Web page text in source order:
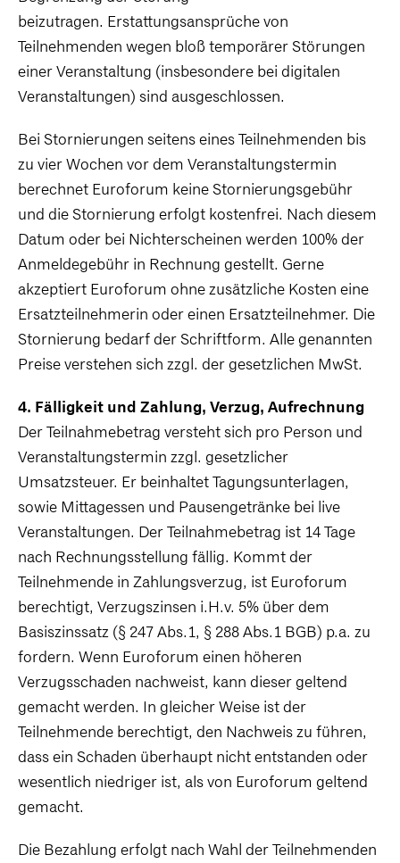
beizutragen. Erstattungsansprüche von
Teilnehmenden wegen bloß temporärer Störungen
einer Veranstaltung (insbesondere bei digitalen
Veranstaltungen) sind ausgeschlossen.
Bei Stornierungen seitens eines Teilnehmenden bis
zu vier Wochen vor dem Veranstaltungstermin
berechnet Euroforum keine Stornierungsgebühr
und die Stornierung erfolgt kostenfrei. Nach diesem
Datum oder bei Nichterscheinen werden 100% der
Anmeldegebühr in Rechnung gestellt. Gerne
akzeptiert Euroforum ohne zusätzliche Kosten eine
Ersatzteilnehmerin oder einen Ersatzteilnehmer. Die
Stornierung bedarf der Schriftform. Alle genannten
Preise verstehen sich zzgl. der gesetzlichen MwSt.
4. Fälligkeit und Zahlung, Verzug, Aufrechnung
Der Teilnahmebetrag versteht sich pro Person und
Veranstaltungstermin zzgl. gesetzlicher
Umsatzsteuer. Er beinhaltet Tagungsunterlagen,
sowie Mittagessen und Pausengetränke bei live
Veranstaltungen. Der Teilnahmebetrag ist 14 Tage
nach Rechnungsstellung fällig. Kommt der
Teilnehmende in Zahlungsverzug, ist Euroforum
berechtigt, Verzugszinsen i.H.v. 5% über dem
Basiszinssatz (§ 247 Abs.1, § 288 Abs.1 BGB) p.a. zu
fordern. Wenn Euroforum einen höheren
Verzugsschaden nachweist, kann dieser geltend
gemacht werden. In gleicher Weise ist der
Teilnehmende berechtigt, den Nachweis zu führen,
dass ein Schaden überhaupt nicht entstanden oder
wesentlich niedriger ist, als von Euroforum geltend
gemacht.
Die Bezahlung erfolgt nach Wahl der Teilnehmenden